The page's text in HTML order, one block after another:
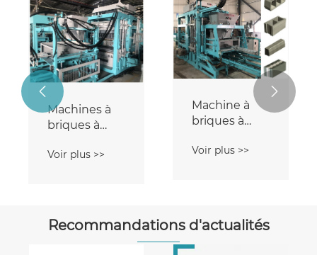
Machines à
briques à
statique
Voir plus >>
Machine à
briques à
statique
Voir plus >>
 
Recommandations d'actualités